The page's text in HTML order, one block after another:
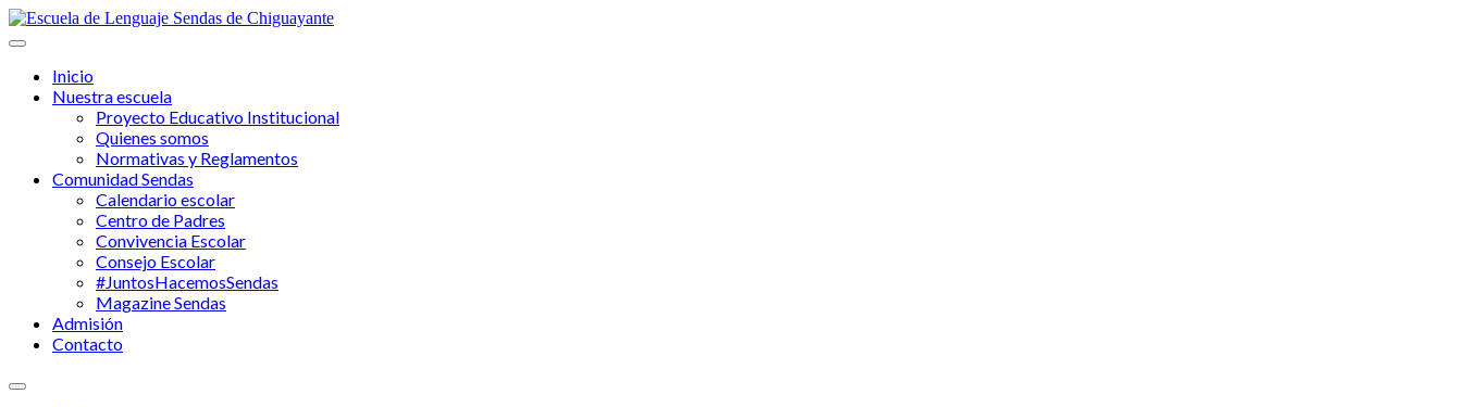
Ir
al
Inicio
Nuestra escuela
Proyecto Educativo Institucional
Quienes somos
Normativas y Reglamentos
Comunidad Sendas
Calendario escolar
Centro de Padres
Convivencia Escolar
Consejo Escolar
#JuntosHacemosSendas
Magazine Sendas
Admisión
Contacto
Menú